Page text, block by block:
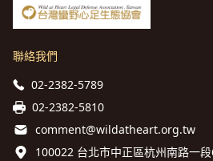
聯絡我們
02-2382-5789
02-2382-5810
comment@wildatheart.org.tw
100022 台北市中正區杭州南路一